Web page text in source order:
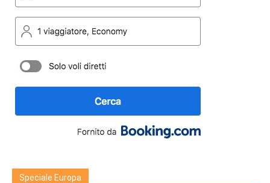
Speciale Europa